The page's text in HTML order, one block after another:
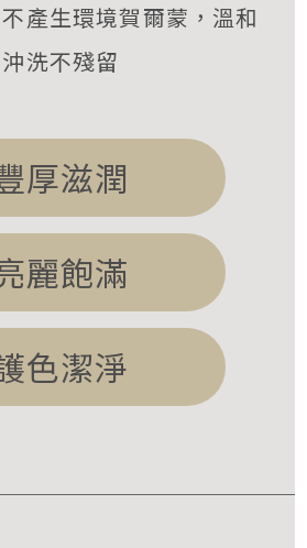
產生環境賀爾蒙，溫和
洗不殘留
厚滋潤
麗飽滿
色潔淨